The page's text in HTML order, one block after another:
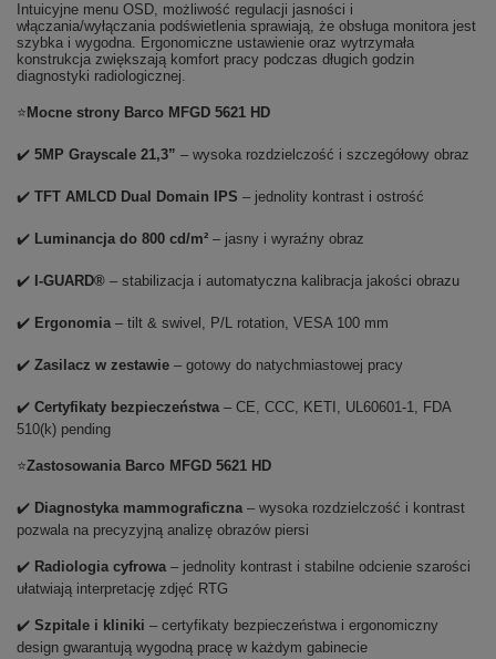
Intuicyjne menu OSD, możliwość regulacji jasności i
włączania/wyłączania podświetlenia sprawiają, że obsługa monitora jest
szybka i wygodna. Ergonomiczne ustawienie oraz wytrzymała
konstrukcja zwiększają komfort pracy podczas długich godzin
diagnostyki radiologicznej.
⭐ Mocne strony Barco MFGD 5621 HD
✔️ 5MP Grayscale 21,3” – wysoka rozdzielczość i szczegółowy obraz
✔️ TFT AMLCD Dual Domain IPS – jednolity kontrast i ostrość
✔️ Luminancja do 800 cd/m² – jasny i wyraźny obraz
✔️ I-GUARD® – stabilizacja i automatyczna kalibracja jakości obrazu
✔️ Ergonomia– tilt & swivel, P/L rotation, VESA 100 mm
✔️ Zasilacz w zestawie – gotowy do natychmiastowej pracy
✔️ Certyfikaty bezpieczeństwa– CE, CCC, KETI, UL60601-1, FDA
510(k) pending
⭐Zastosowania Barco MFGD 5621 HD
✔️ Diagnostyka mammograficzna– wysoka rozdzielczość i kontrast
pozwala na precyzyjną analizę obrazów piersi
✔️ Radiologia cyfrowa– jednolity kontrast i stabilne odcienie szarości
ułatwiają interpretację zdjęć RTG
✔️ Szpitale i kliniki – certyfikaty bezpieczeństwa i ergonomiczny
design gwarantują wygodną pracę w każdym gabinecie